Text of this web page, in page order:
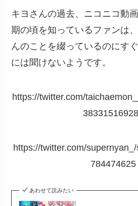
キヨさんの過去、ニコニコ動
期の頃を知っているファンは
んのことを綴っているのにす
には聞けないようです。
https://twitter.com/
https://twitter.com/
784474625
あわせて読みたい